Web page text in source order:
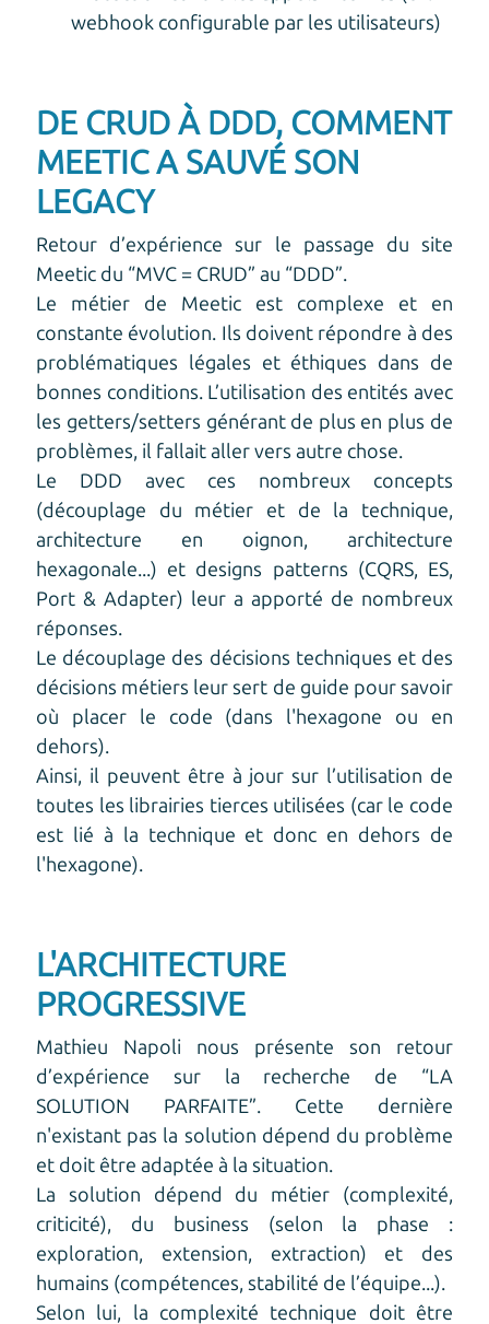
webhook configurable par les utilisateurs)
DE CRUD À DDD, COMMENT
MEETIC A SAUVÉ SON
LEGACY
Retour d’expérience sur le passage du site
Meetic du “MVC = CRUD” au “DDD”.
Le métier de Meetic est complexe et en
constante évolution. Ils doivent répondre à des
problématiques légales et éthiques dans de
bonnes conditions. L’utilisation des entités avec
les getters/setters générant de plus en plus de
problèmes, il fallait aller vers autre chose.
Le DDD avec ces nombreux concepts
(découplage du métier et de la technique,
architecture en oignon, architecture
hexagonale...) et designs patterns (CQRS, ES,
Port & Adapter) leur a apporté de nombreux
réponses.
Le découplage des décisions techniques et des
décisions métiers leur sert de guide pour savoir
où placer le code (dans l'hexagone ou en
dehors).
Ainsi, il peuvent être à jour sur l’utilisation de
toutes les librairies tierces utilisées (car le code
est lié à la technique et donc en dehors de
l'hexagone).
L'ARCHITECTURE
PROGRESSIVE
Mathieu Napoli nous présente son retour
d’expérience sur la recherche de “LA
SOLUTION PARFAITE”. Cette dernière
n'existant pas la solution dépend du problème
et doit être adaptée à la situation.
La solution dépend du métier (complexité,
criticité), du business (selon la phase :
exploration, extension, extraction) et des
humains (compétences, stabilité de l’équipe...).
Selon lui, la complexité technique doit être